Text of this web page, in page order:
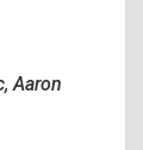
Aaron